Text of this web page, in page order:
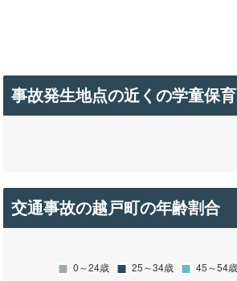
事故発生地点の近くの学童保育
交通事故の越戸町の年齢割合